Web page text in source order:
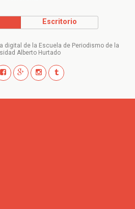
Escritorio
digital de la Escuela de Periodismo de la
Alberto Hurtado